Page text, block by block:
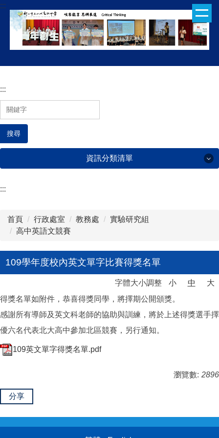
跳
到
容
:::
:::
搜尋
資訊分類清單
:::
首頁 行政處室 教務處
實驗研究組
高中英語文競賽
109學年度校內英文單字比賽得獎名單
字體大小調整 小 中
大
得獎名單如附件，恭喜得獎同學，將擇期公開頒獎。
感謝所有導師及英文科老師的協助與訓練，將於上述得獎選手擇
優六名代表北大高中參加北區競賽，另行通知。
109英文單字得獎名單.pdf
瀏覽數: 2896
分享